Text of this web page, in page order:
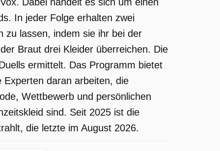
In jeder Folge erhalten zwei
zu lassen, indem sie ihr bei der
Braut drei Kleider überreichen. Die
ermittelt. Das Programm bietet
Experten daran arbeiten, die
Wettbewerb und persönlichen
sind. Seit 2025 ist die
die letzte im August 2026.